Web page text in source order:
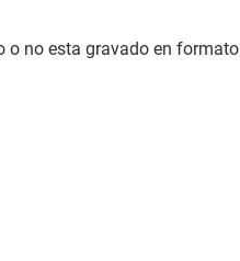
o no esta gravado en